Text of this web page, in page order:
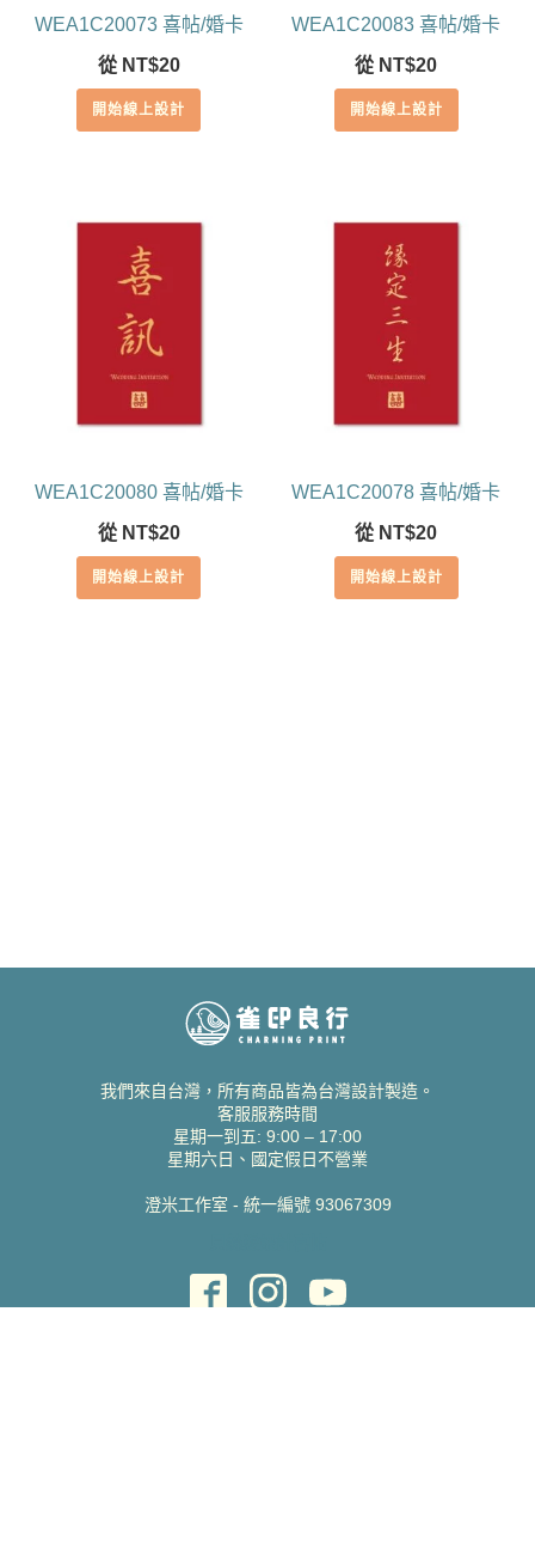
WEA1C20073 喜帖/婚卡
從 NT$20
開始線上設計
WEA1C20083 喜帖/婚卡
從 NT$20
開始線上設計
WEA1C20080 喜帖/婚卡
從 NT$20
開始線上設計
WEA1C20078 喜帖/婚卡
從 NT$20
開始線上設計
我們來自台灣，所有商品皆為台灣設計製造。
客服服務時間
星期一到五: 9:00 – 17:00
星期六日、國定假日不營業
澄米工作室 - 統一編號 93067309